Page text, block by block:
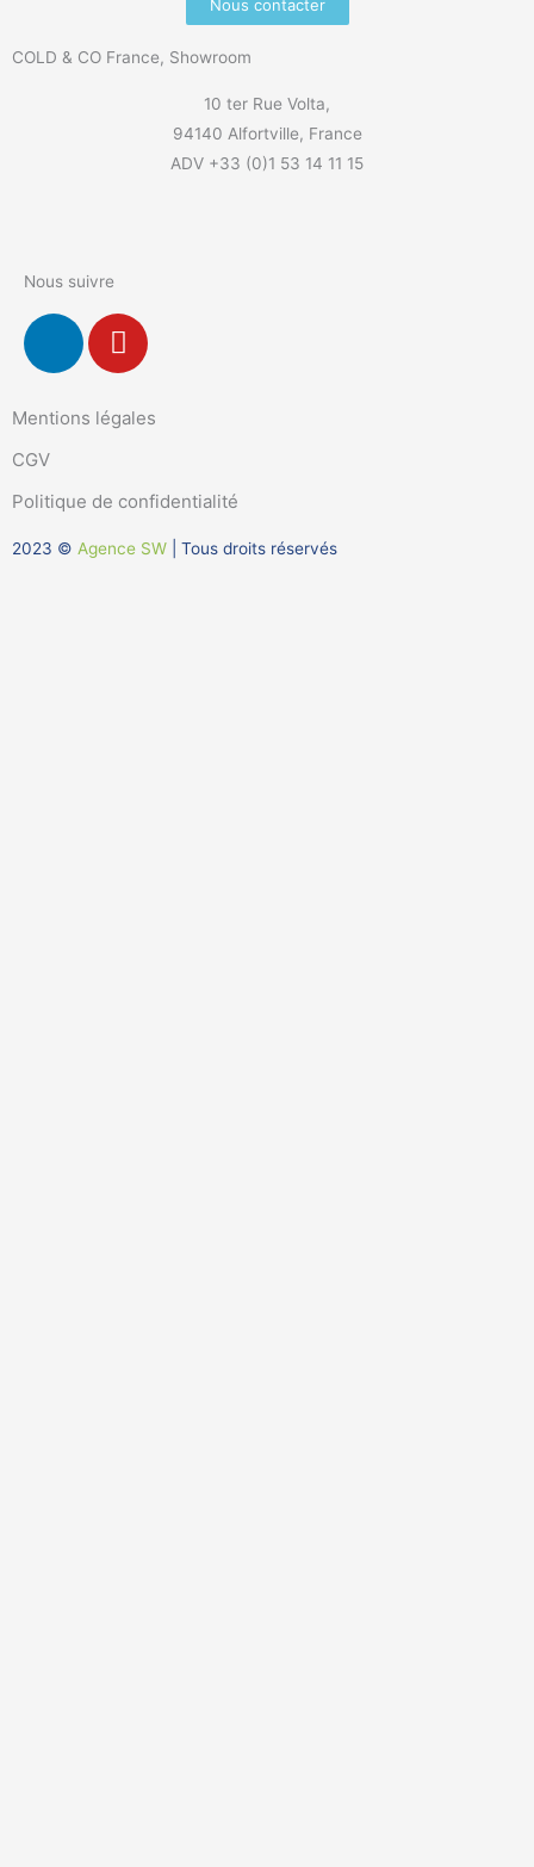
Nous contacter
COLD & CO France, Showroom
10 ter Rue Volta,
94140 Alfortville, France
ADV +33 (0)1 53 14 11 15
Nous suivre
L
k
i
n
-
Y
o
t
e
Mentions légales
CGV
Politique de confidentialité
2023 © Agence SW | Tous droits réservés